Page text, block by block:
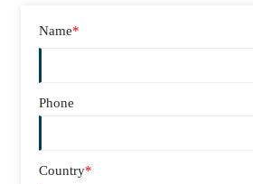
Name*
Phone
Country*